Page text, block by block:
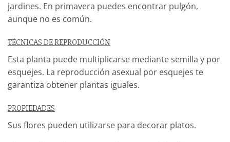
jardines. En primavera puedes encontrar pulgón,
aunque no es común.
TÉCNICAS DE REPRODUCCIÓN
Esta planta puede multiplicarse mediante semilla y por
esquejes. La reproducción asexual por esquejes te
garantiza obtener plantas iguales.
PROPIEDADES
Sus flores pueden utilizarse para decorar platos.